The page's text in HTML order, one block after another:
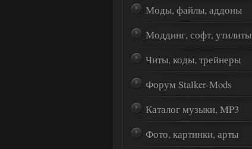
Моды, файлы, аддоны
Моддинг, софт, утилиты
Читы, коды, трейнеры
Форум Stalker-Mods
Каталог музыки, MP3
Фото, картинки, арты